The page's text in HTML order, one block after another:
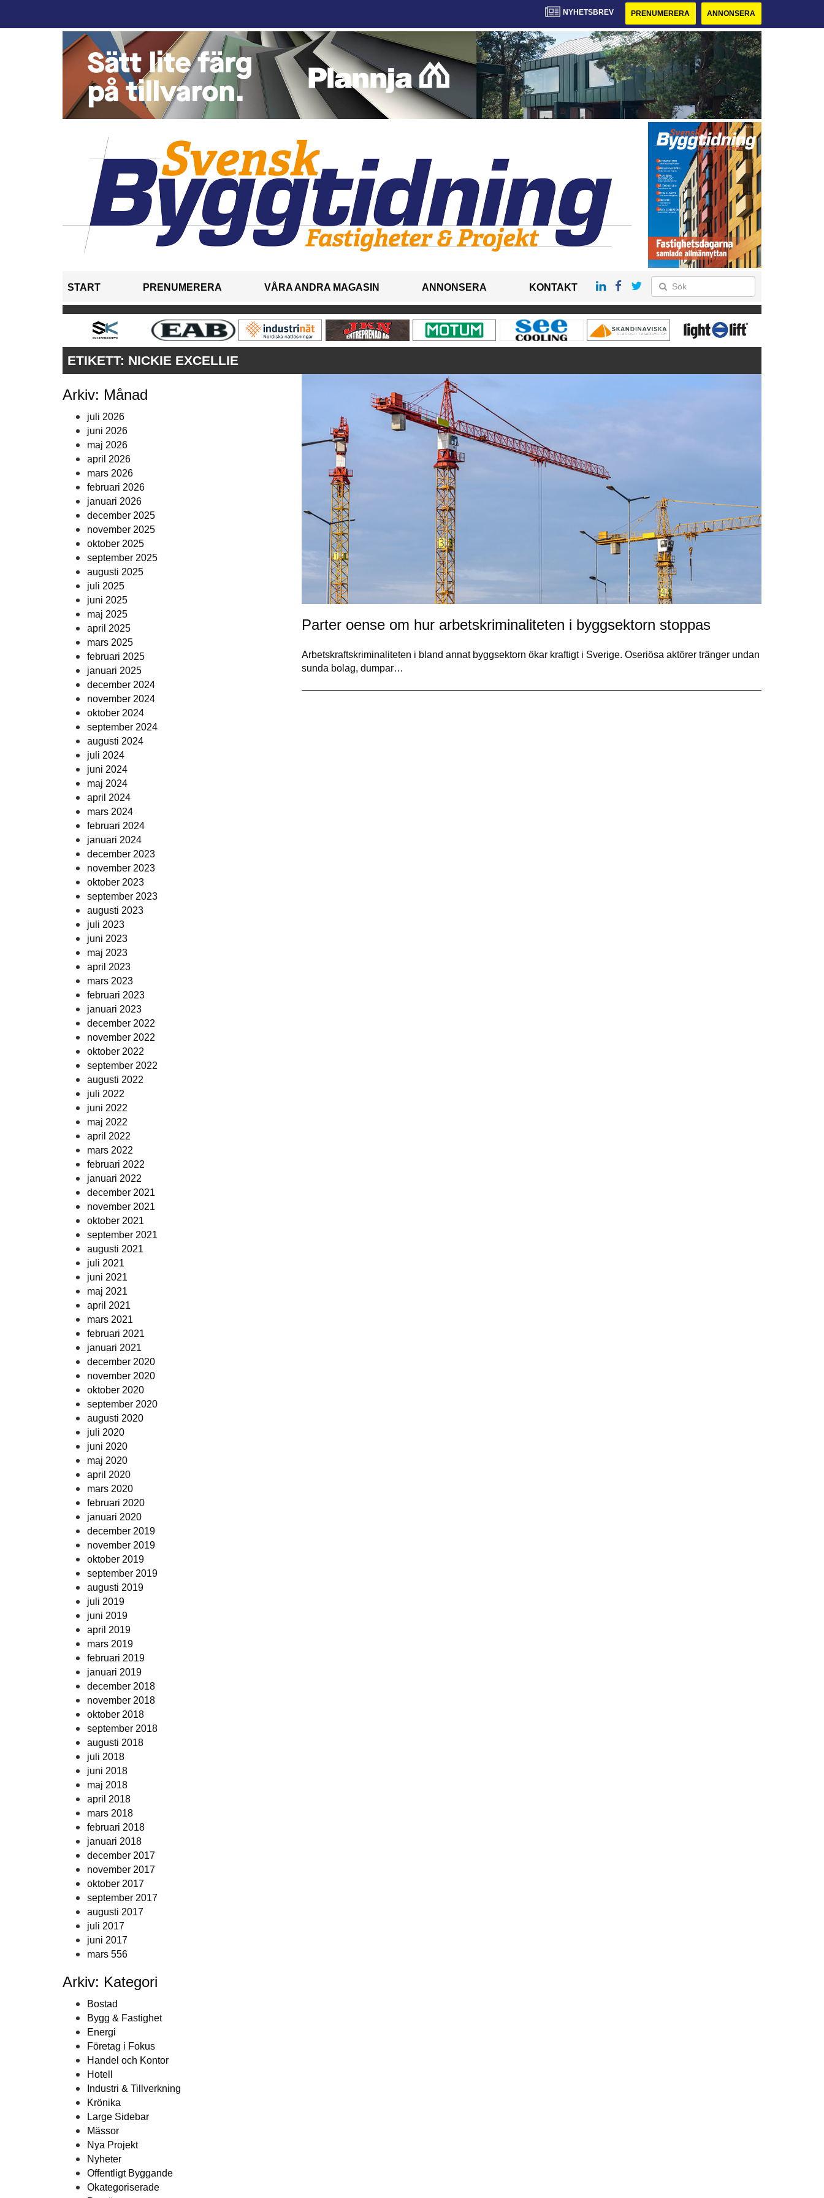
NYHETSBREV PRENUMERERA ANNONSERA
START PRENUMERERA VÅRA ANDRA MAGASIN ANNONSERA KONTAKT
ETIKETT: NICKIE EXCELLIE
Arkiv: Månad
juli 2026
juni 2026
maj 2026
april 2026
mars 2026
februari 2026
januari 2026
december 2025
november 2025
oktober 2025
september 2025
augusti 2025
juli 2025
juni 2025
maj 2025
april 2025
mars 2025
februari 2025
januari 2025
december 2024
november 2024
oktober 2024
september 2024
augusti 2024
juli 2024
juni 2024
maj 2024
april 2024
mars 2024
februari 2024
januari 2024
december 2023
november 2023
oktober 2023
september 2023
augusti 2023
juli 2023
juni 2023
maj 2023
april 2023
mars 2023
februari 2023
januari 2023
december 2022
november 2022
oktober 2022
september 2022
augusti 2022
juli 2022
juni 2022
maj 2022
april 2022
mars 2022
februari 2022
januari 2022
december 2021
november 2021
oktober 2021
september 2021
augusti 2021
juli 2021
juni 2021
maj 2021
april 2021
mars 2021
februari 2021
januari 2021
december 2020
november 2020
oktober 2020
september 2020
augusti 2020
juli 2020
juni 2020
maj 2020
april 2020
mars 2020
februari 2020
januari 2020
december 2019
november 2019
oktober 2019
september 2019
augusti 2019
juli 2019
juni 2019
april 2019
mars 2019
februari 2019
januari 2019
december 2018
november 2018
oktober 2018
september 2018
augusti 2018
juli 2018
juni 2018
maj 2018
april 2018
mars 2018
februari 2018
januari 2018
december 2017
november 2017
oktober 2017
september 2017
augusti 2017
juli 2017
juni 2017
mars 556
Arkiv: Kategori
Bostad
Bygg & Fastighet
Energi
Företag i Fokus
Handel och Kontor
Hotell
Industri & Tillverkning
Krönika
Large Sidebar
Mässor
Nya Projekt
Nyheter
Offentligt Byggande
Okategoriserade
Parter oense om hur arbetskriminaliteten i byggsektorn stoppas
Arbetskraftskriminaliteten i bland annat byggsektorn ökar kraftigt i Sverige. Oseriösa aktörer tränger undan
sunda bolag, dumpar…